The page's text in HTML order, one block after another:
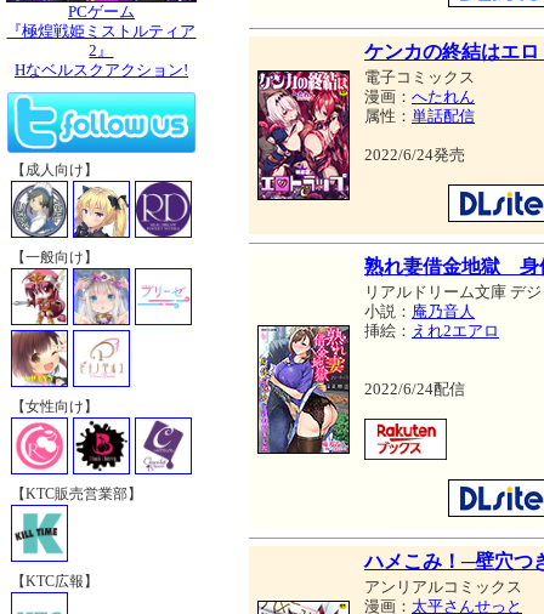
PCゲーム
『極煌戦姫ミストルティア
2』
Hなベルスクアクション!
【成人向け】
【一般向け】
【女性向け】
【KTC販売営業部】
【KTC広報】
ケンカの終結はエ
電子コミックス
漫画： へたれん
属性： 単話配信
2022/6/24発売
熟れ妻借金地獄 身
リアルドリーム文庫 デ
小説： 庵乃音人
挿絵： えれ2エアロ
2022/6/24配信
ハメこみ！─壁穴つ
アンリアルコミックス
漫画： 太平さんせっと